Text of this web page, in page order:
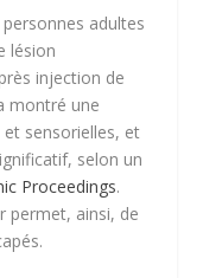
adultes
lésion
injection de
montré une
sensorielles, et
selon un
Proceedings.
permet, ainsi, de